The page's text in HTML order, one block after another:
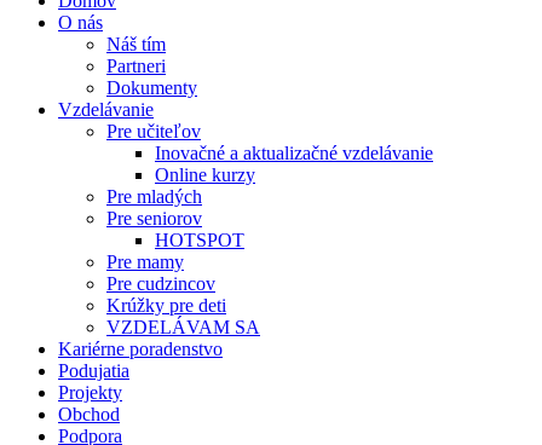
O nás
Náš tím
Partneri
Dokumenty
Vzdelávanie
Pre učiteľov
Inovačné a aktualizačné vzdelávanie
Online kurzy
Pre mladých
Pre seniorov
HOTSPOT
Pre mamy
Pre cudzincov
Krúžky pre deti
VZDELÁVAM SA
Kariérne poradenstvo
Podujatia
Projekty
Obchod
Podpora